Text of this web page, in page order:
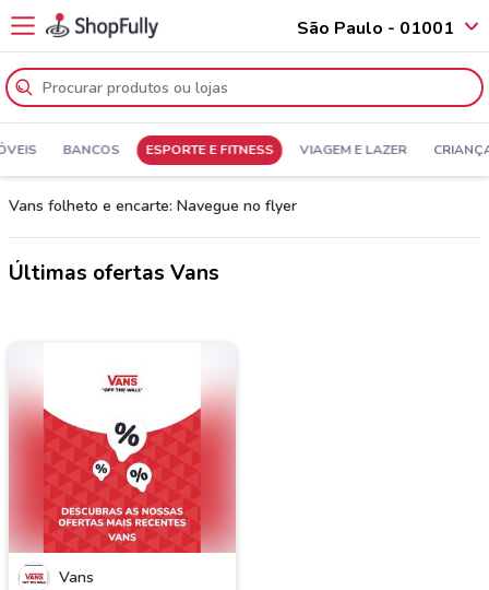
São Paulo - 01001
BANCOS ESPORTE E FITNESS VIAGEM E LAZER
Vans folheto e encarte: Navegue no flyer
Últimas ofertas Vans
Vans